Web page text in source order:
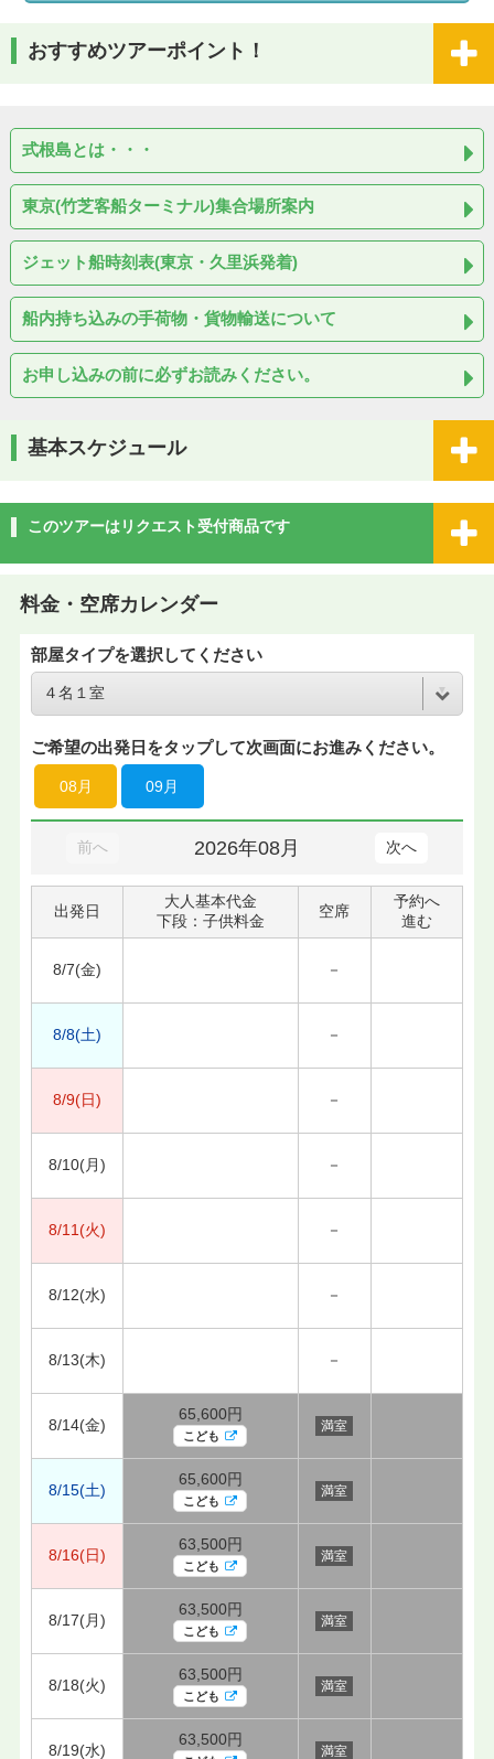
おすすめツアーポイント！
式根島とは・・・
東京(竹芝客船ターミナル)集合場所案内
ジェット船時刻表(東京・久里浜発着)
船内持ち込みの手荷物・貨物輸送について
お申し込みの前に必ずお読みください。
基本スケジュール
このツアーはリクエスト受付商品です
料金・空席カレンダー
部屋タイプを選択してください
ご希望の出発日をタップして次画面にお進みください。
08月 09月
前へ 2026年08月 次へ
出発日
大人基本代金
下段：子供料金
空席
予約へ
進む
8/7(金) －
8/8(土) －
8/9(日) －
8/10(月) －
8/11(火) －
8/12(水) －
8/13(木) －
8/14(金)
65,600円
こども
満室
8/15(土)
65,600円
こども
満室
8/16(日)
63,500円
こども
満室
8/17(月)
63,500円
こども
満室
8/18(火)
63,500円
こども
満室
8/19(水)
63,500円
満室